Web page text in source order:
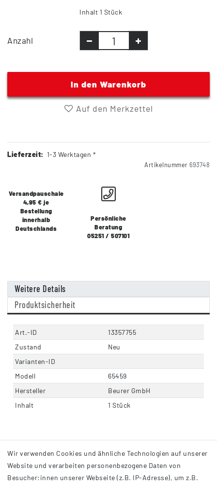
Inhalt 1 Stück
Anzahl
In den Warenkorb
Auf den Merkzettel
Lieferzeit: 1-3 Werktagen *
Artikelnummer 693748
Versandpauschale
4,95 € je
Bestellung
innerhalb
Deutschlands
Persönliche
Beratung
05251 / 507101
Weitere Details
Produktsicherheit
Art.-ID
13357755
Zustand
Neu
Varianten-ID
Modell
65459
Hersteller
Beurer GmbH
Inhalt
1 Stück
Wir verwenden Cookies und ähnliche Technologien auf unserer
Website und verarbeiten personenbezogene Daten von
Besucher:innen unserer Webseite (z.B. IP-Adresse), um z.B.